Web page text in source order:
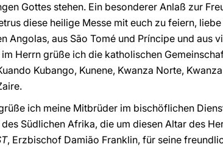
Gottes stehen. Ein besonderer Anlaß zur
diese heilige Messe mit euch zu feiern,
Angolas, aus São Tomé und Príncipe und aus
Herrn grüße ich die katholischen
Kubango, Kunene, Kwanza Norte,
ich meine Mitbrüder im bischöflichen
Südlichen Afrika, die um diesen Altar des
, Erzbischof Damião Franklin, für seine